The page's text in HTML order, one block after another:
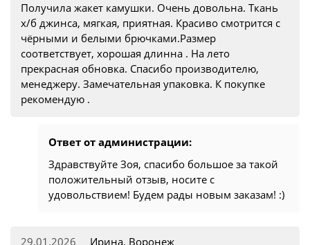
Получила жакет камушки. Очень довольна. Ткань
х/б джинса, мягкая, приятная. Красиво смотрится с
чёрными и белыми брючками.Размер
соответствует, хорошая длинна . На лето
прекрасная обновка. Спасибо производителю,
менеджеру. Замечательная упаковка. К покупке
рекомендую .
Ответ от администрации:
Здравствуйте Зоя, спасибо большое за такой
положительный отзыв, носите с
удовольствием! Будем рады новым заказам! :)
29.01.2026 Ирина, Воронеж